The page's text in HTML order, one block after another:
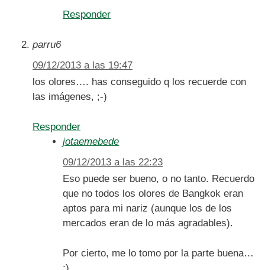
Responder
parru6
09/12/2013 a las 19:47
los olores…. has conseguido q los recuerde con
las imágenes, ;-)
Responder
jotaemebede
09/12/2013 a las 22:23
Eso puede ser bueno, o no tanto. Recuerdo
que no todos los olores de Bangkok eran
aptos para mi nariz (aunque los de los
mercados eran de lo más agradables).
Por cierto, me lo tomo por la parte buena…